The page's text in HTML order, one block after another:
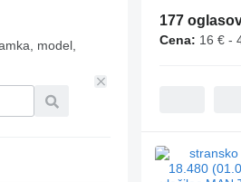
model,
177
Cena: 16 € -